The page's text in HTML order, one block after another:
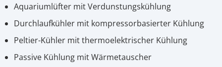
Aquariumlüfter mit Verdunstungskühlung
Durchlaufkühler mit kompressorbasierter Kühlung
Peltier-Kühler mit thermoelektrischer Kühlung
Passive Kühlung mit Wärmetauscher